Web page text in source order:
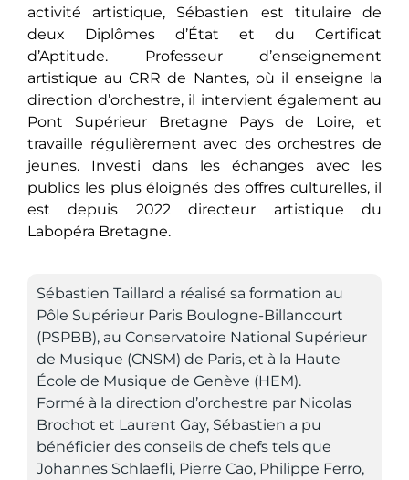
activité artistique, Sébastien est titulaire de
deux Diplômes d’État et du Certificat
d’Aptitude. Professeur d’enseignement
artistique au CRR de Nantes, où il enseigne la
direction d’orchestre, il intervient également au
Pont Supérieur Bretagne Pays de Loire, et
travaille régulièrement avec des orchestres de
jeunes. Investi dans les échanges avec les
publics les plus éloignés des offres culturelles, il
est depuis 2022 directeur artistique du
Labopéra Bretagne.
Sébastien Taillard a réalisé sa formation au
Pôle Supérieur Paris Boulogne-Billancourt
(PSPBB), au Conservatoire National Supérieur
de Musique (CNSM) de Paris, et à la Haute
École de Musique de Genève (HEM).
Formé à la direction d’orchestre par Nicolas
Brochot et Laurent Gay, Sébastien a pu
bénéficier des conseils de chefs tels que
Johannes Schlaefli, Pierre Cao, Philippe Ferro,